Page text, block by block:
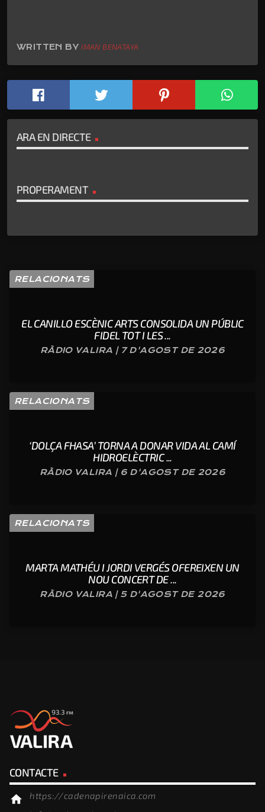
WRITTEN BY IMAN BENATAYA
ARA EN DIRECTE
PROPERAMENT
RELACIONATS
EL CANILLO ESCÈNIC ARTS CONSOLIDA UN PÚBLIC
FIDEL TOT I LES ...
RÀDIO VALIRA | 7 D'AGOST DE 2026
RELACIONATS
‘DOLÇA FHASA’ TORNA A DONAR VIDA AL CAMÍ
HIDROELÈCTRIC ...
RÀDIO VALIRA | 6 D'AGOST DE 2026
RELACIONATS
MARTA MATHÉU I JORDI VERGÉS OFEREIXEN UN
NOU CONCERT DE ...
RÀDIO VALIRA | 5 D'AGOST DE 2026
CONTACTE
home https://cadenapirenaica.com